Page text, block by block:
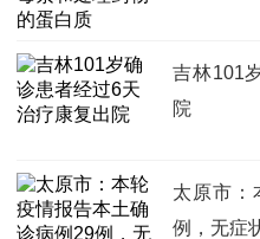
吉林101
院
太原市：
例，无症